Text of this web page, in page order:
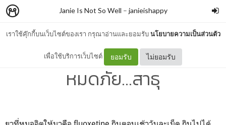
เราใช้คุ๊กกี้บนเว็บไซต์ของเรา กรุณาอ่านและยอมรับนโยบายความเป็นส่วนตัว
เพื่อใช้บริการเว็บไซต์ ยอมรับ ไม่ยอมรับ
Janie Is Not So Well – janieishappy
หมดทุกข์หมดโศกหมดโรค
หมดภัย...สาธุ